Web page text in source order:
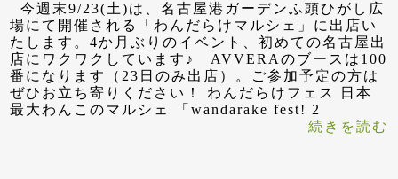
今週末9/23(土)は、名古屋港ガーデンふ頭ひがし広
場にて開催される「わんだらけマルシェ」に出店い
たします。4か月ぶりのイベント、初めての名古屋出
店にワクワクしています♪ AVVERAのブースは100
番になります（23日のみ出店）。ご参加予定の方は
ぜひお立ち寄りください！ わんだらけフェス 日本
最大わんこのマルシェ 「wandarake fest! 2
続きを読む